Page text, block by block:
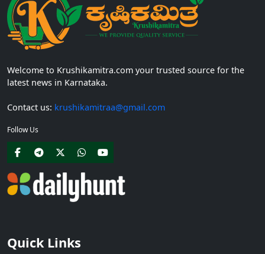
Welcome to Krushikamitra.com your trusted source for the
latest news in Karnataka.
Contact us: krushikamitraa@gmail.com
Follow Us
Quick Links